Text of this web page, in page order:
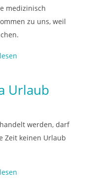
medizinisch
zu uns, weil
Urlaub
werden, darf
Zeit keinen Urlaub